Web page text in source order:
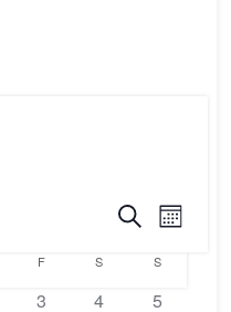
Suche
Suche
Monat
F S S
0
3
0
4
0
5